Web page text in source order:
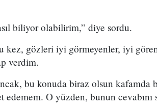
biliyor olabilirim,” diye sordu.
kez, gözleri iyi görmeyenler, iyi
verdim.
bu konuda biraz olsun kafamda
edemem. O yüzden, bunun cevabını